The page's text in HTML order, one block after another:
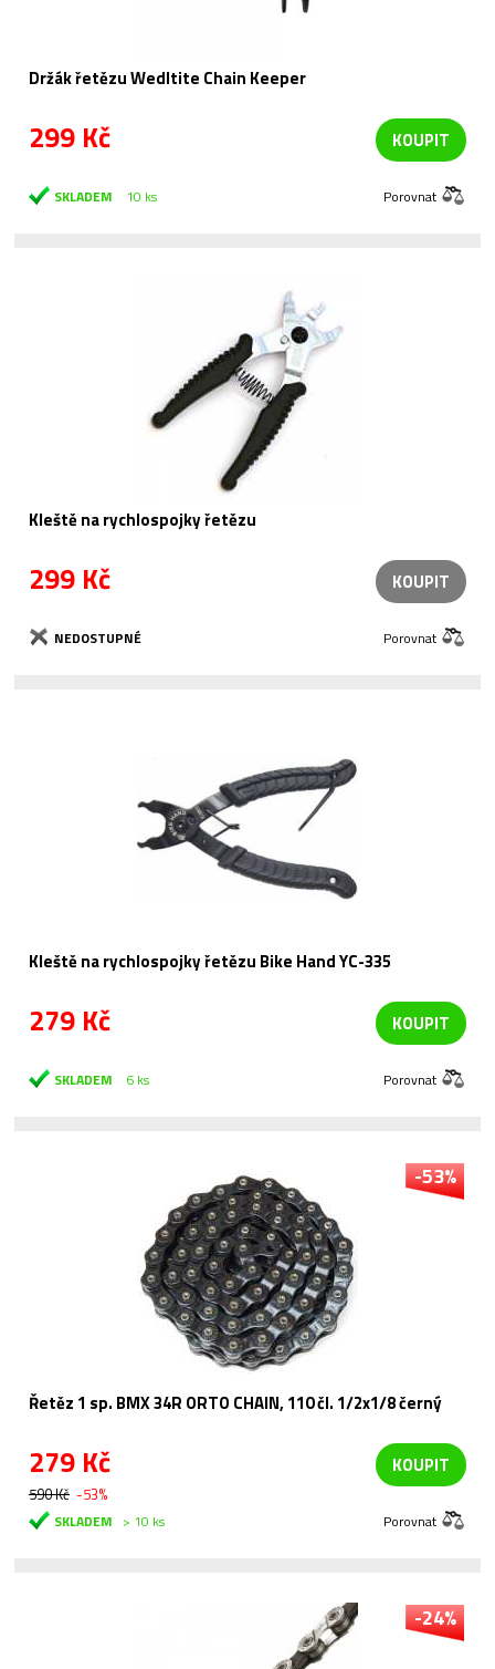
Držák řetězu Wedltite Chain Keeper
299 Kč KOUPIT
SKLADEM 10 ks Porovnat
Kleště na rychlospojky řetězu
299 Kč KOUPIT
NEDOSTUPNÉ Porovnat
Kleště na rychlospojky řetězu Bike Hand YC-335
279 Kč KOUPIT
SKLADEM 6 ks Porovnat
-53%
Řetěz 1 sp. BMX 34R ORTO CHAIN, 110 čl. 1/2x1/8 černý
279 Kč
590 Kč -53%
KOUPIT
SKLADEM > 10 ks Porovnat
-24%